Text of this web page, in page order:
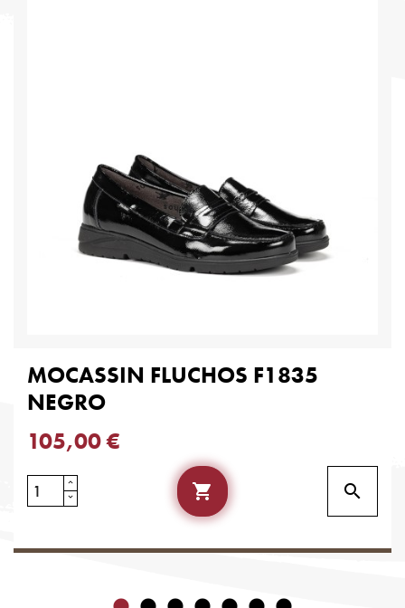
MOCASSIN FLUCHOS F1835
NEGRO
105,00 €
 